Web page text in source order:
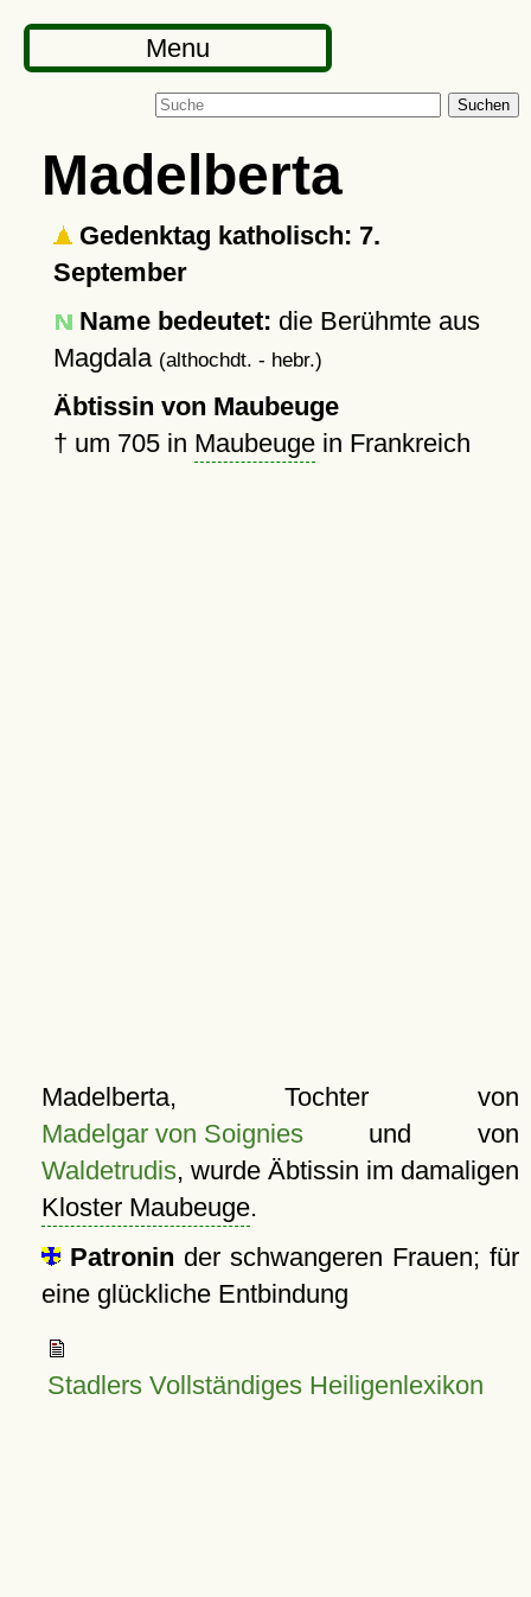
Menu
Suchen
Madelberta
Gedenktag katholisch: 7.
September
Name bedeutet: die Berühmte aus
Magdala (althochdt. - hebr.)
Äbtissin von Maubeuge
† um 705in Maubeugein Frankreich
Madelberta, Tochter von
Madelgar von Soigniesund von
Waldetrudis, wurde Äbtissin im damaligen
Kloster Maubeuge.
Patronin der schwangeren Frauen; für
eine glückliche Entbindung
Stadlers Vollständiges Heiligenlexikon